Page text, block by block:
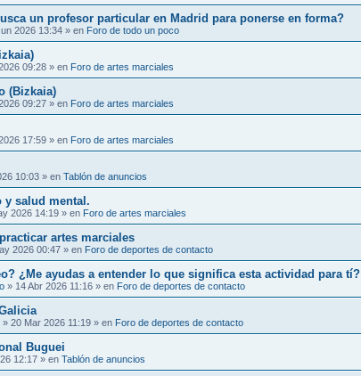
un profesor particular en Madrid para ponerse en forma?
2026 13:34 » en Foro de todo un poco
09:28 » en Foro de artes marciales
(Bizkaia)
09:27 » en Foro de artes marciales
17:59 » en Foro de artes marciales
10:03 » en Tablón de anuncios
y salud mental.
2026 14:19 » en Foro de artes marciales
artes marciales
2026 00:47 » en Foro de deportes de contacto
¿Me ayudas a entender lo que significa esta actividad para tí?
» 14 Abr 2026 11:16 » en Foro de deportes de contacto
» 20 Mar 2026 11:19 » en Foro de deportes de contacto
Buguei
12:17 » en Tablón de anuncios